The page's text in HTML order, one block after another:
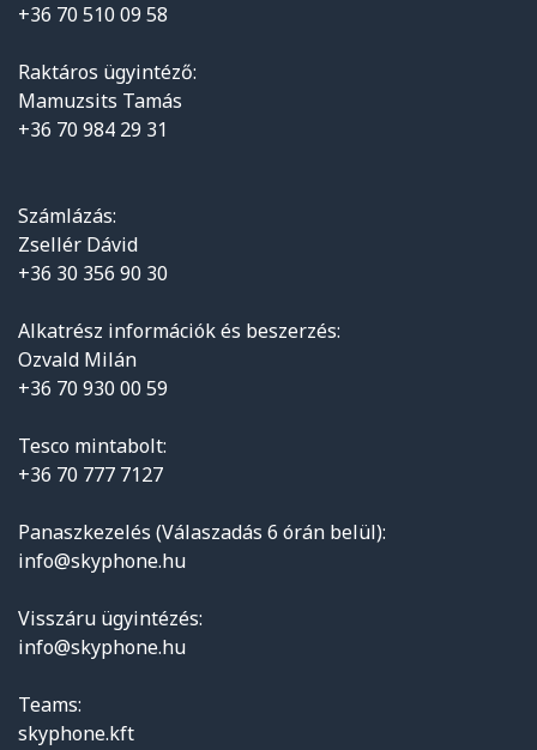
+36 70 510 09 58
Raktáros ügyintéző:
Mamuzsits Tamás
+36 70 984 29 31
Számlázás:
Zsellér Dávid
+36 30 356 90 30
Alkatrész információk és beszerzés:
Ozvald Milán
+36 70 930 00 59
Tesco mintabolt:
+36 70 777 7127
Panaszkezelés (Válaszadás 6 órán belül):
info@skyphone.hu
Visszáru ügyintézés:
info@skyphone.hu
Teams:
skyphone.kft